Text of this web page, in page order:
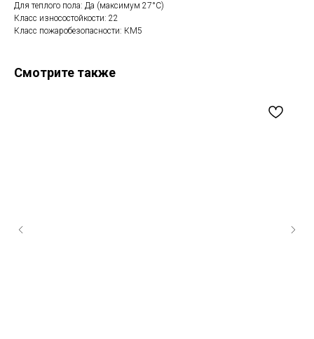
Для теплого пола: Да (максимум 27°C)
Класс износостойкости: 22
Класс пожаробезопасности: КМ5
Смотрите также